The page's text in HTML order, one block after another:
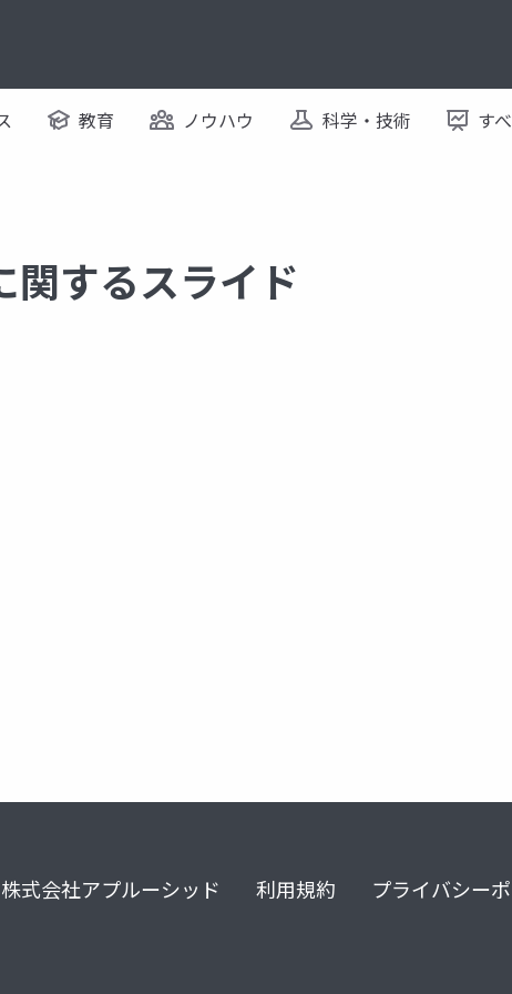
教育 ノウハウ 科学・技術 す
関するスライド
式会社アプルーシッド 利用規約 プライバシー